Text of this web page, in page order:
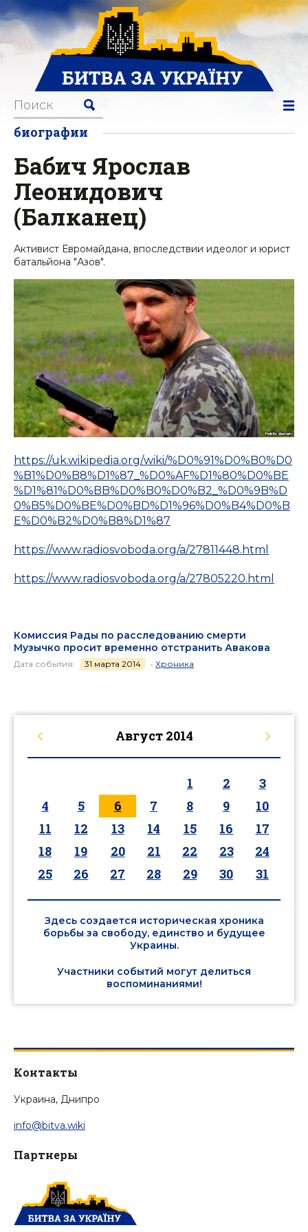
биографии
Бабич Ярослав
Леонидович
(Балканец)
Активист Евромайдана, впоследствии идеолог и юрист
батальйона "Азов".
https://uk.wikipedia.org/wiki/%D0%91%D0%B0%D0
%B1%D0%B8%D1%87_%D0%AF%D1%80%D0%BE
%D1%81%D0%BB%D0%B0%D0%B2_%D0%9B%D
0%B5%D0%BE%D0%BD%D1%96%D0%B4%D0%B
E%D0%B2%D0%B8%D1%87
https://www.radiosvoboda.org/a/27811448.html
https://www.radiosvoboda.org/a/27805220.html
Комиссия Рады по расследованию смерти
Музычко просит временно отстранить Авакова
Дата события: 31 марта 2014 • Хроника
Август 2014
1 2
3
4
5 6 7 8 9
10
11
12 13 14 15 16
17
18
19 20 21 22 23
24
25
26 27 28 29 30 31
Здесь создается историческая хроника
борьбы за свободу, единство и будущее
Украины.
Участники событий могут делиться
воспоминаниями!
Контакты
Украина, Днипро
info@bitva.wiki
Партнеры